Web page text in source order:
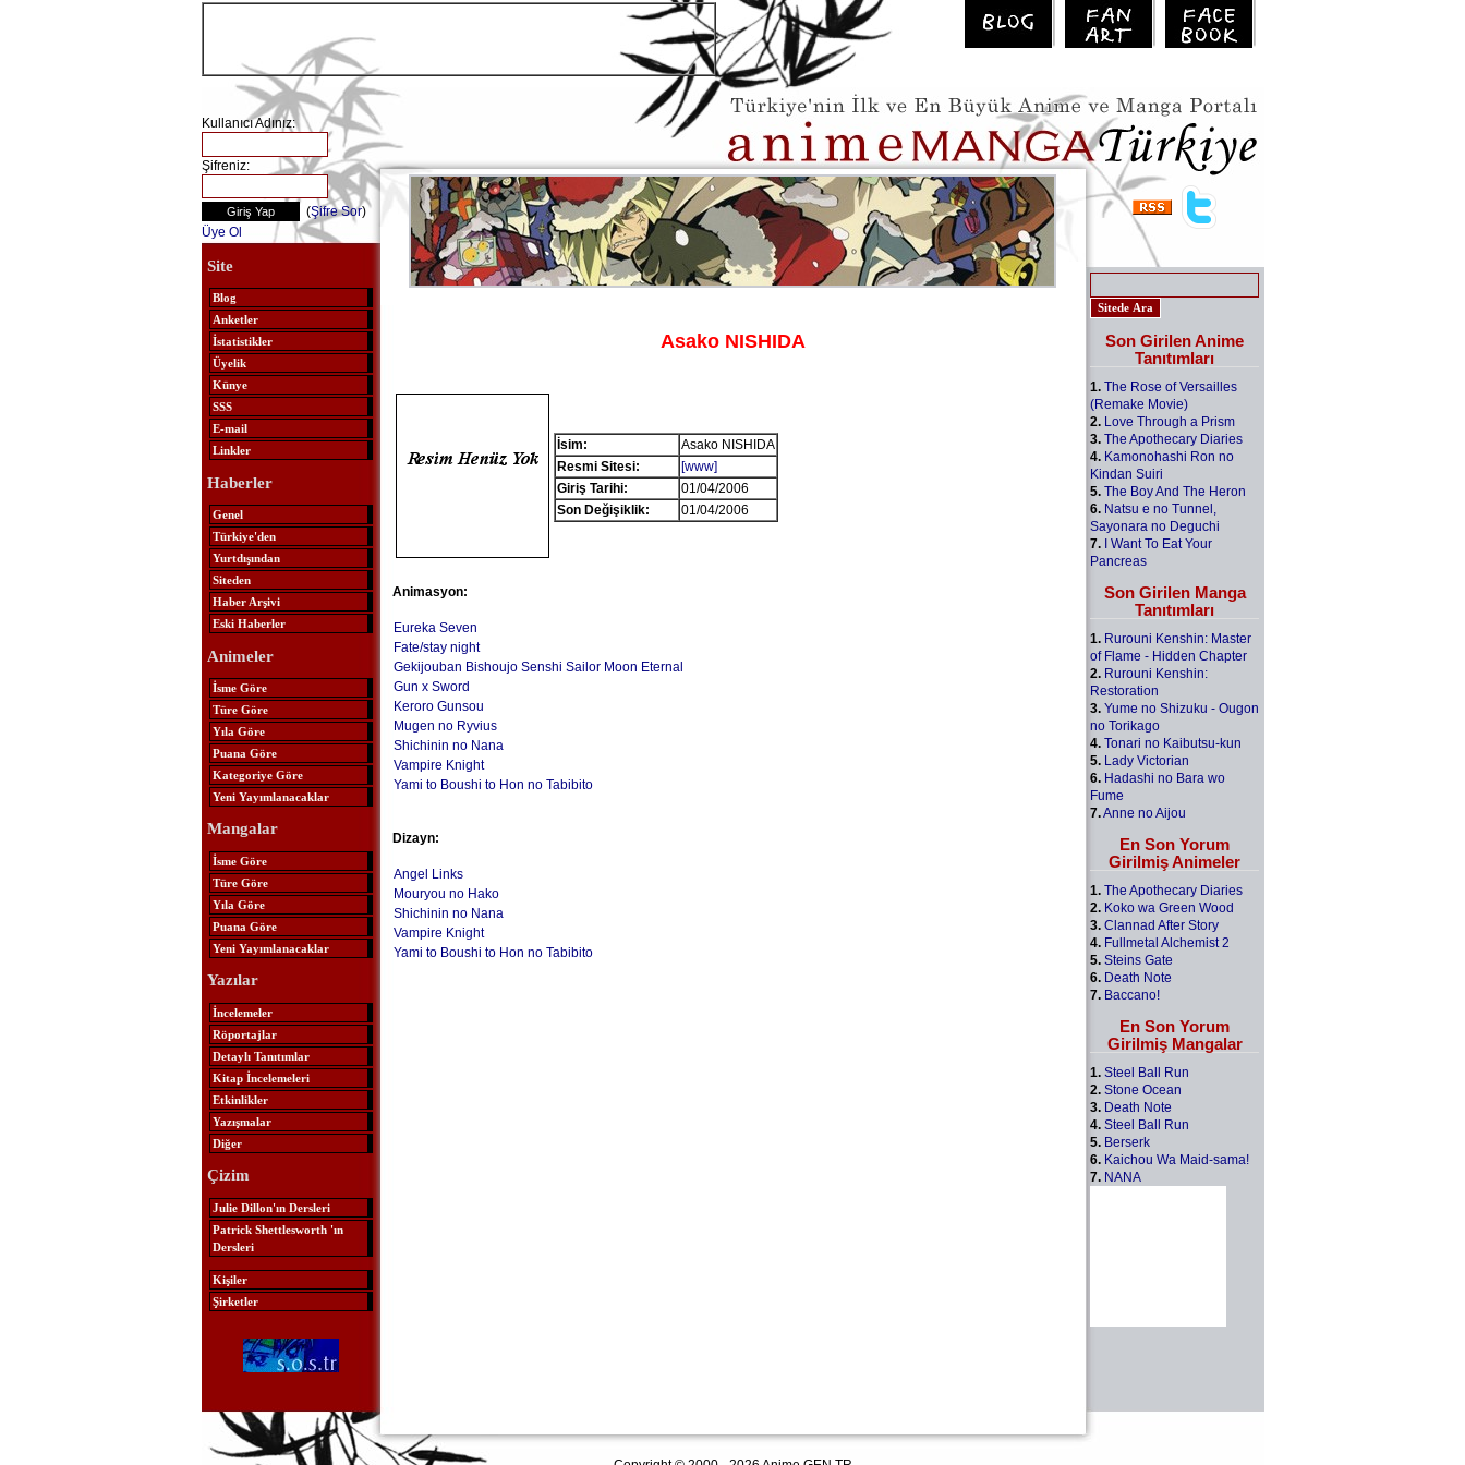
Kullanıcı Adınız:
Şifreniz:
(Şifre Sor)
Üye Ol
Site
Blog
Anketler
İstatistikler
Üyelik
Künye
SSS
E-mail
Linkler
Haberler
Genel
Türkiye'den
Yurtdışından
Siteden
Haber Arşivi
Eski Haberler
Animeler
İsme Göre
Türe Göre
Yıla Göre
Puana Göre
Kategoriye Göre
Yeni Yayımlanacaklar
Mangalar
İsme Göre
Türe Göre
Yıla Göre
Puana Göre
Yeni Yayımlanacaklar
Yazılar
İncelemeler
Röportajlar
Detaylı Tanıtımlar
Kitap İncelemeleri
Etkinlikler
Yazışmalar
Diğer
Çizim
Julie Dillon'ın Dersleri
Patrick Shettlesworth 'ın
Dersleri
Kişiler
Şirketler
Asako NISHIDA
İsim:
Asako NISHIDA
Resmi Sitesi:
[www]
Giriş Tarihi:
01/04/2006
Son Değişiklik:
01/04/2006
Animasyon:
Eureka Seven
Fate/stay night
Gekijouban Bishoujo Senshi Sailor Moon Eternal
Gun x Sword
Keroro Gunsou
Mugen no Ryvius
Shichinin no Nana
Vampire Knight
Yami to Boushi to Hon no Tabibito
Dizayn:
Angel Links
Mouryou no Hako
Shichinin no Nana
Vampire Knight
Yami to Boushi to Hon no Tabibito
Son Girilen Anime
Tanıtımları
1. The Rose of Versailles
(Remake Movie)
2. Love Through a Prism
3. The Apothecary Diaries
4. Kamonohashi Ron no
Kindan Suiri
5. The Boy And The Heron
6. Natsu e no Tunnel,
Sayonara no Deguchi
7. I Want To Eat Your
Pancreas
Son Girilen Manga
Tanıtımları
1. Rurouni Kenshin: Master
of Flame - Hidden Chapter
2. Rurouni Kenshin:
Restoration
3. Yume no Shizuku - Ougon
no Torikago
4. Tonari no Kaibutsu-kun
5. Lady Victorian
6. Hadashi no Bara wo
Fume
7.Anne no Aijou
En Son Yorum
Girilmiş Animeler
1. The Apothecary Diaries
2. Koko wa Green Wood
3. Clannad After Story
4. Fullmetal Alchemist 2
5. Steins Gate
6. Death Note
7. Baccano!
En Son Yorum
Girilmiş Mangalar
1. Steel Ball Run
2. Stone Ocean
3. Death Note
4. Steel Ball Run
5. Berserk
6. Kaichou Wa Maid-sama!
7. NANA